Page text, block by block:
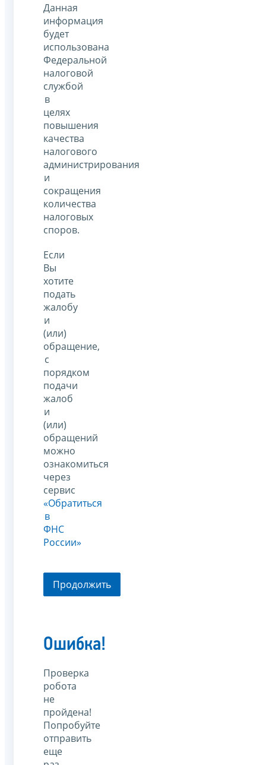
Данная
информация
будет
использована
Федеральной
налоговой
службой
в
целях
повышения
качества
налогового
администрирования
и
сокращения
количества
налоговых
споров.
Если
Вы
хотите
подать
жалобу
и
(или)
обращение,
с
порядком
подачи
жалоб
и
(или)
обращений
можно
ознакомиться
через
сервис
«Обратиться
в
ФНС
России»
Продолжить
Ошибка!
Проверка
робота
не
пройдена!
Попробуйте
отправить
еще